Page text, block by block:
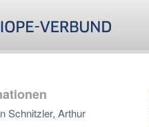
Schnitzler, Arthur